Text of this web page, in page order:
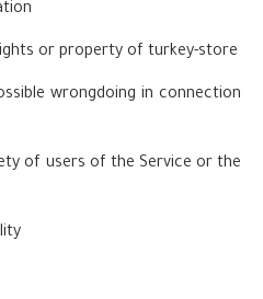
or property of turkey-store
wrongdoing in connection
of users of the Service or the